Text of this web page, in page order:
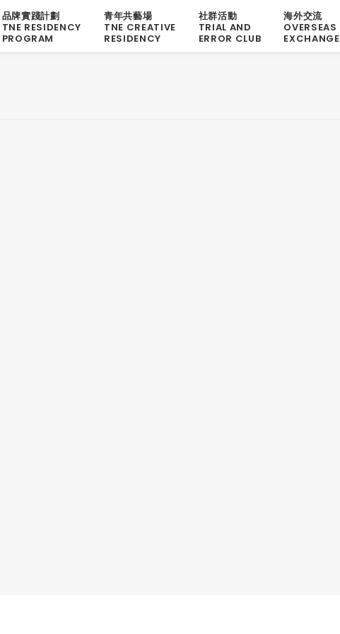
品牌實踐計劃
TNE RESIDENCY
PROGRAM
青年共藝場
TNE CREATIVE
RESIDENCY
社群活動
TRIAL AND
ERROR CLUB
海外交流
OVERSEAS
EXCHANGE